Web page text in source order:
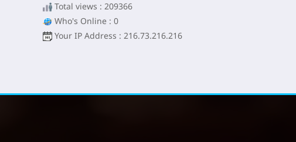
Total views : 209366
Who's Online : 0
Your IP Address : 216.73.216.216